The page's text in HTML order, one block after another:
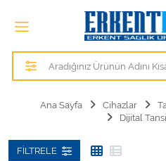
Tüm
Alezler
Anne ve Bebek Sağlığı
Cihazlar
Ana Sayfa Cihazlar
Dijital
FILTRELE